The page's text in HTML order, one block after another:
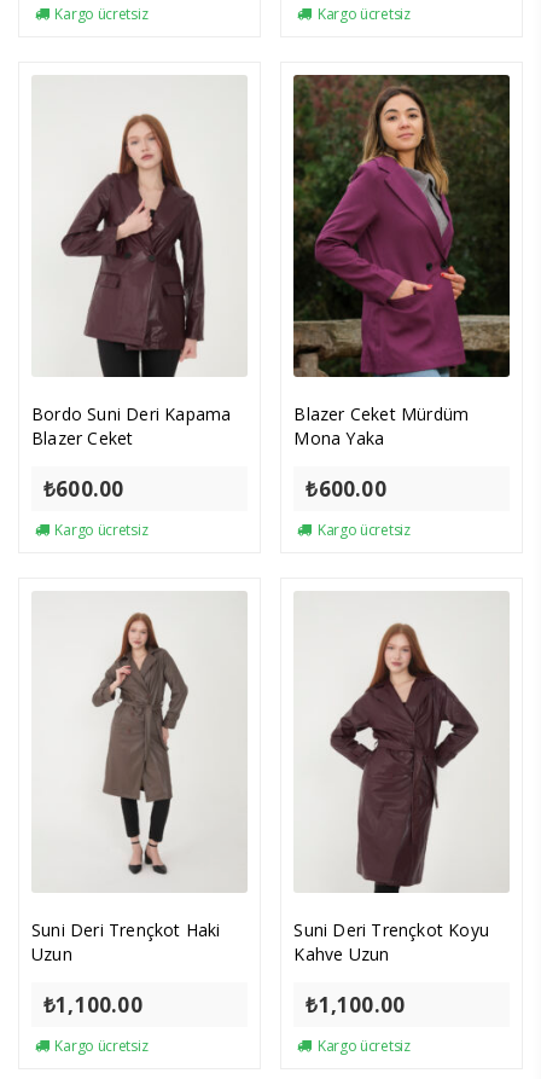
Kargo ücretsiz Kargo ücretsiz
Bordo Suni Deri Kapama
Blazer Ceket
₺600.00
Kargo ücretsiz
Blazer Ceket Mürdüm
Mona Yaka
₺600.00
Kargo ücretsiz
Suni Deri Trençkot Haki
Uzun
₺1,100.00
Kargo ücretsiz
Suni Deri Trençkot Koyu
Kahve Uzun
₺1,100.00
Kargo ücretsiz